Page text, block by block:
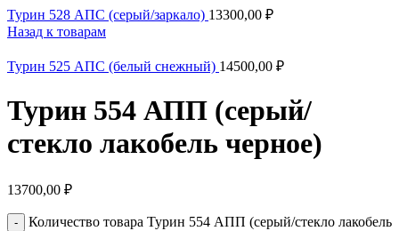
Турин 528 АПС (серый/заркало) 13300,00 ₽
Назад к товарам
Турин 525 АПС (белый снежный) 14500,00 ₽
Турин 554 АПП (серый/
стекло лакобель черное)
13700,00 ₽
Количество товара Турин 554 АПП (серый/стекло лакобель